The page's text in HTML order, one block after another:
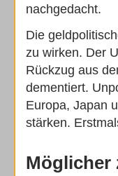
nachgedacht.
Die
zu wirken. Der
Rückzug aus
dementiert.
Europa, Japan
stärken.
Möglicher